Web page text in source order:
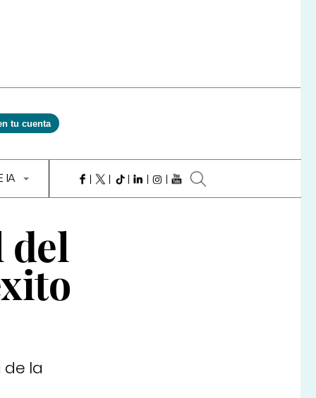
tu cuenta
IA
del
de la